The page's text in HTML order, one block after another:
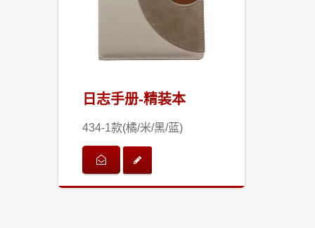
日志手册-精装本
434-1款(橘/米/黑/蓝)